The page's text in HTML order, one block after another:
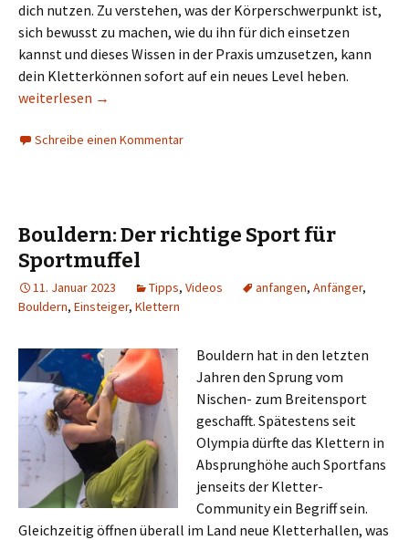
dich nutzen. Zu verstehen, was der Körperschwerpunkt ist,
sich bewusst zu machen, wie du ihn für dich einsetzen
kannst und dieses Wissen in der Praxis umzusetzen, kann
dein Kletterkönnen sofort auf ein neues Level heben.
Sofort besser klettern: Die Kunst, den Körperschwerpunkt
weiterlesen →
Schreibe einen Kommentar
Bouldern: Der richtige Sport für
Sportmuffel
11. Januar 2023 Tipps, Videos anfangen, Anfänger,
Bouldern, Einsteiger, Klettern
Bouldern hat in den letzten
Jahren den Sprung vom
Nischen- zum Breitensport
geschafft. Spätestens seit
Olympia dürfte das Klettern in
Absprunghöhe auch Sportfans
jenseits der Kletter-
Community ein Begriff sein.
Gleichzeitig öffnen überall im Land neue Kletterhallen, was